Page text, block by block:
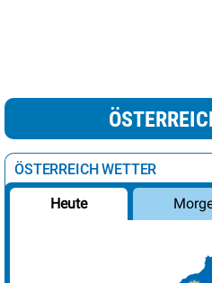
ÖSTERREICH WETTER
Heute